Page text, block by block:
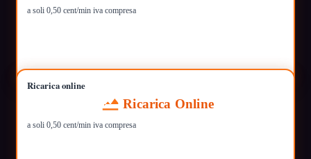
a soli 0,50 cent/min iva compresa
Ricarica online
Ricarica Online
a soli 0,50 cent/min iva compresa